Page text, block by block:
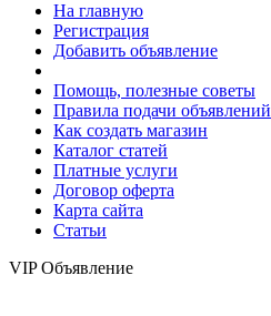
На главную
Регистрация
Добавить объявление
Помощь, полезные советы
Правила подачи объявлений
Как создать магазин
Каталог статей
Платные услуги
Договор оферта
Карта сайта
Статьи
VIP Объявление